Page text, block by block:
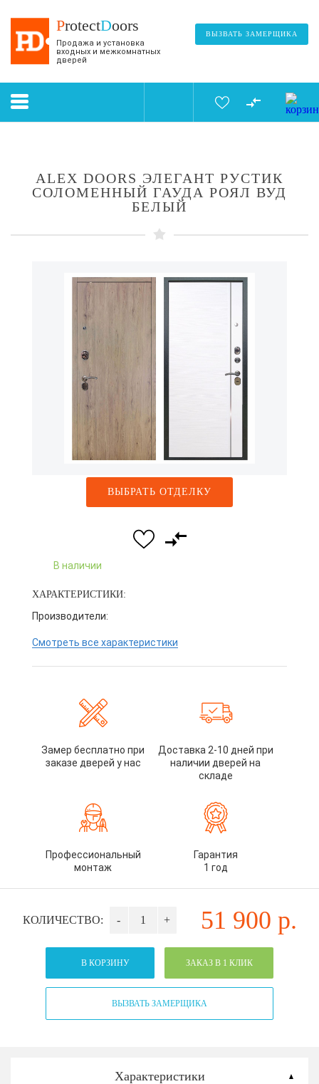
ProtectDoors
Продажа и установка
входных и межкомнатных
дверей
ВЫЗВАТЬ ЗАМЕРЩИКА
ALEX DOORS ЭЛЕГАНТ РУСТИК
СОЛОМЕННЫЙ ГАУДА РОЯЛ ВУД
БЕЛЫЙ
ВЫБРАТЬ ОТДЕЛКУ
В наличии
ХАРАКТЕРИСТИКИ:
Производители:
Смотреть все характеристики
Замер бесплатно при
заказе дверей у нас
Доставка 2-10 дней при
наличии дверей на
складе
Профессиональный
монтаж
Гарантия
1 год
КОЛИЧЕСТВО: - + 51 900 р.
В КОРЗИНУ ЗАКАЗ В 1 КЛИК
ВЫЗВАТЬ ЗАМЕРЩИКА
Характеристики